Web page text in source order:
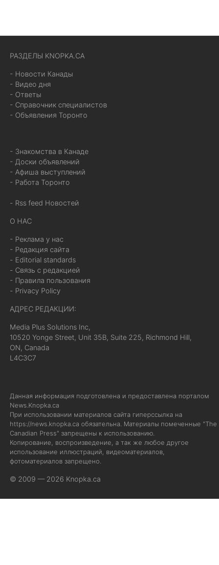
РАЗДЕЛЫ KNOPKA.CA
- Новости Канады
- Видео дня
- Ответы
- Справочник специалистов
- Объявления Торонто
- Знакомства в Канаде
- Доски объявлений
- Афиша выступлений
- Работа Торонто
- Rss feed Новостей
О НАС
- Реклама у нас
- Редакция сайта
- Editorial standards
- Связь с редакцией
- Правила пользования
- Privacy Policy
АДРЕС РЕДАКЦИИ:
Media Plus Solutions Inc,
10520 Yonge Street, Unit 35B, Suite 225, Richmond Hill,
ON, Canada
L4C3C7
Данная информация подготовлена и предоставлена порталом
News.Knopka.ca
При использовании материалов сайта гиперссылка на
https://news.knopka.ca обязательна. Материалы помеченные "The
Canadian Press" запрещены к использованию.
Копирование, воспроизведение, а так же любое другое
использование иллюстраций, видеоматериалов,
фотоматериалов запрещено.
© 2009 — 2026 Knopka.ca